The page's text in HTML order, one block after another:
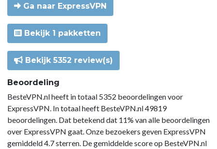
Ga naar ExpressVPN
Bekijk 1 pakketten
Bekijk 5352 review(s)
Beoordeling
BesteVPN.nl heeft in totaal 5352 beoordelingen voor
ExpressVPN. In totaal heeft BesteVPN.nl 49819
beoordelingen. Dat betekend dat 11% van alle beoordelingen
over ExpressVPN gaat. Onze bezoekers geven ExpressVPN
gemiddeld 4.7 sterren. De gemiddelde score op BesteVPN.nl